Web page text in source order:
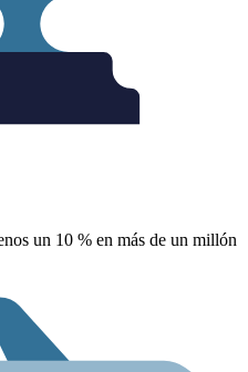
un 10 % en más de un millón